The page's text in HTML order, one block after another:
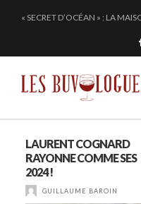
« SECRET D’OCÉAN » : LA
SAMUEL
CHEZ DOMINIQUE
LAURENT COGNARD
RAYONNE COMME SES
2024 !
GUILLAUME BAROIN